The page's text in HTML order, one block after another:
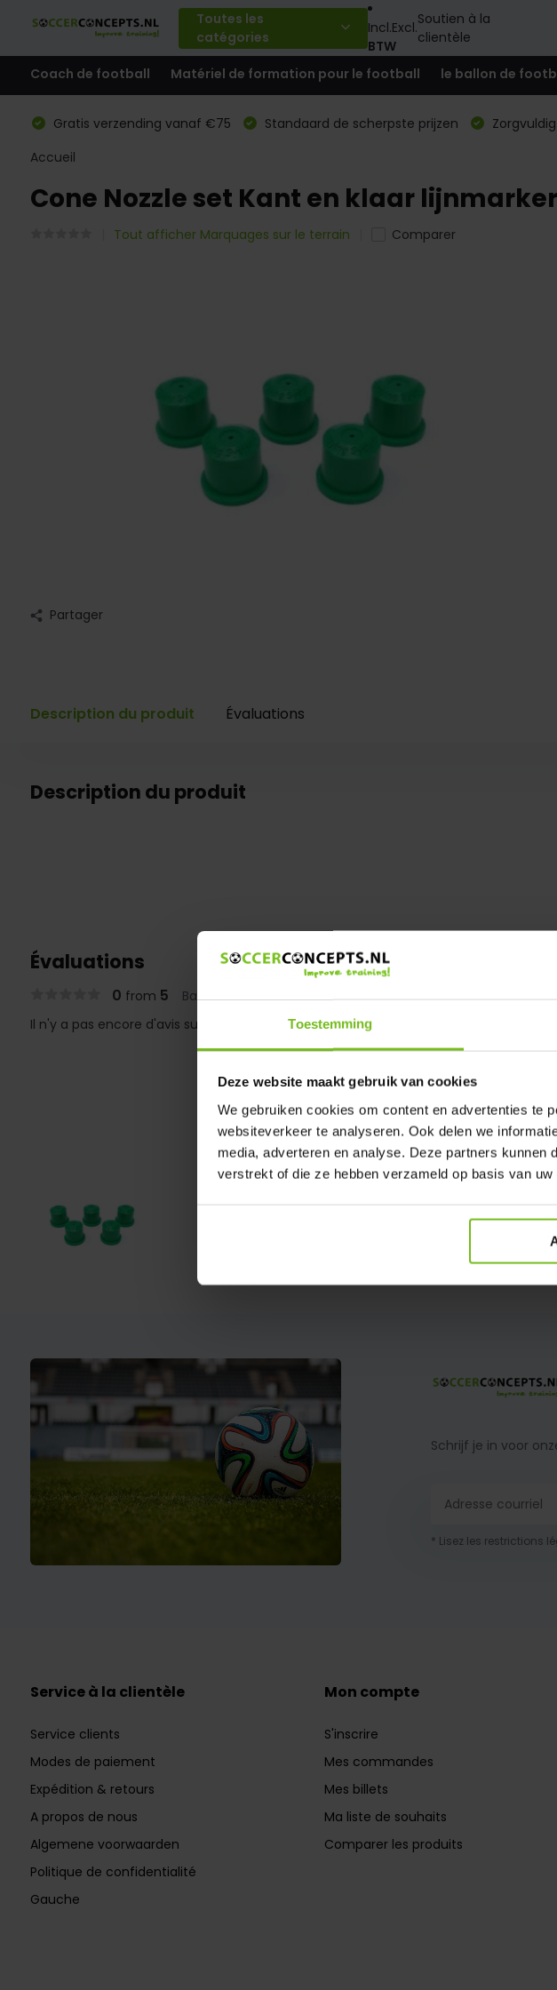
Toestemming
Deze website maakt gebruik van cookies
We gebruiken cookies om content en advertenties te
websiteverkeer te analyseren. Ook delen we
media, adverteren en analyse. Deze partners kunnen
verstrekt of die ze hebben verzameld op basis van
Toutes les
catégories
Incl.Excl.
BTW
Soutien à la
clientèle
Coach de football Matériel de formation pour le football le ballon de
Gratis verzending vanaf €75 Standaard de scherpste prijzen
Accueil
Cone Nozzle set Kant en klaar
Tout afficher Marquages sur le terrain Comparer
Partager
Description du produit Évaluations
Description du produit
Évaluations
0 from 5 Based on 0 reviews
Il n'y a pas encore d'avis sur ce produit..
Cone Nozzle set
Schrijf je in voor
* Lisez les restrictions
Service à la clientèle
Service clients
Modes de paiement
Expédition & retours
A propos de nous
Algemene voorwaarden
Politique de confidentialité
Gauche
Mon compte
S'inscrire
Mes commandes
Mes billets
Ma liste de souhaits
Comparer les produits